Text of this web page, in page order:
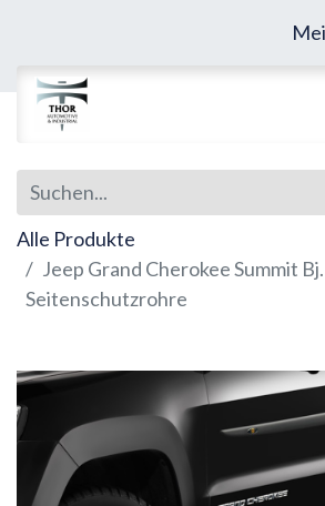
Alle Produkte
Jeep Grand Cherokee Summit
Seitenschutzrohre